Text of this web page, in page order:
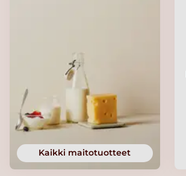
Kaikki maitotuotteet